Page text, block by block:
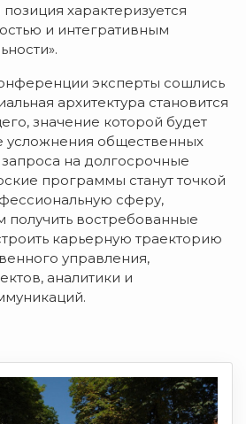
характеризуется
и интегративным
эксперты сошлись
архитектура становится
значение которой будет
усложнения общественных
на долгосрочные
программы станут точкой
сферу,
получить востребованные
карьерную траекторию
управления,
аналитики и